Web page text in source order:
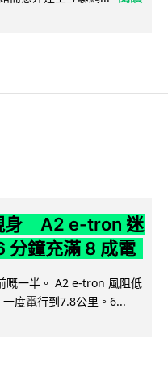
身 A2 e-tron 迷
鐘充滿 8 成電
嘅一半。 A2 e-tron 風阻低
度電行到7.8公里。6...